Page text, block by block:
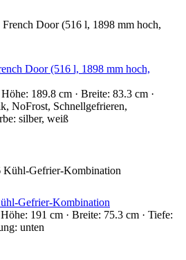
Door (516 l, 1898 mm hoch,
189.8 cm · Breite: 83.3 cm ·
NoFrost, Schnellgefrieren,
silber, weiß
Gefrier-Kombination
191 cm · Breite: 75.3 cm · Tiefe:
unten